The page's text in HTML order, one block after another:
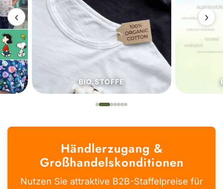
‹
BIO.STOFFE
›
Händlerzugang &
Großhandelskonditionen
Nutzen Sie attraktive B2B-Staffelpreise für